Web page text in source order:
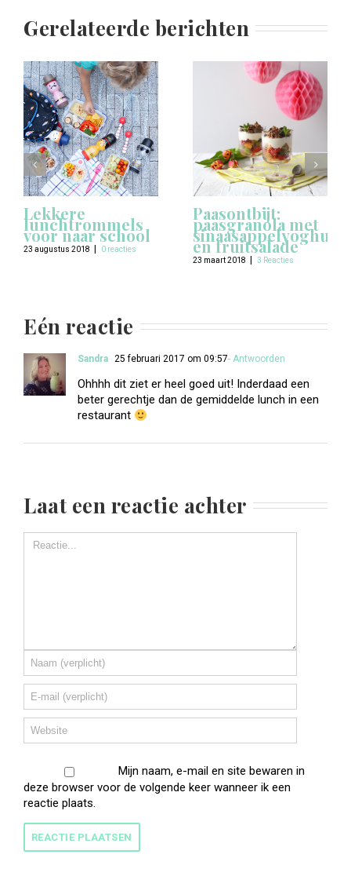
Gerelateerde berichten
Lekkere
lunchtrommels
voor naar school
23 augustus 2018 0 reacties
Paasontbijt:
paasgranola met
sinaasappelyoghurt
en fruitsalade
23 maart 2018 3 Reacties
Eén reactie
Sandra 25 februari 2017 om 09:57- Antwoorden
Ohhhh dit ziet er heel goed uit! Inderdaad een
beter gerechtje dan de gemiddelde lunch in een
restaurant
Laat een reactie achter
Mijn naam, e-mail en site bewaren in
deze browser voor de volgende keer wanneer ik een
reactie plaats.